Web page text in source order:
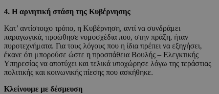
4. Η αρνητική στάση της Κυβέρνησης
Κατ’ αντίστοιχο τρόπο, η Κυβέρνηση, αντί να συνδράμει
παραγωγικά, προώθησε νομοσχέδια που, στην πράξη, ήταν
πυροτεχνήματα. Για τους λόγους που η ίδια πρέπει να εξηγήσει,
έκανε ότι μπορούσε ώστε η προσπάθεια Βουλής – Ελεγκτικής
Υπηρεσίας να αποτύχει και τελικά υποχώρησε λόγω της τεράστιας
πολιτικής και κοινωνικής πίεσης που ασκήθηκε.
Κλείνουμε με δέσμευση